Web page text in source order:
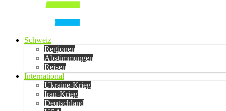
Schweiz
Regionen
Abstimmungen
Reisen
International
Ukraine-Krieg
Iran-Krieg
Deutschland